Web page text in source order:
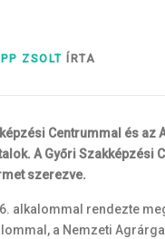
ZSOLT ÍRTA
Centrummal és
A Győri
szerezve.
alkalommal rendezte
a Nemzeti